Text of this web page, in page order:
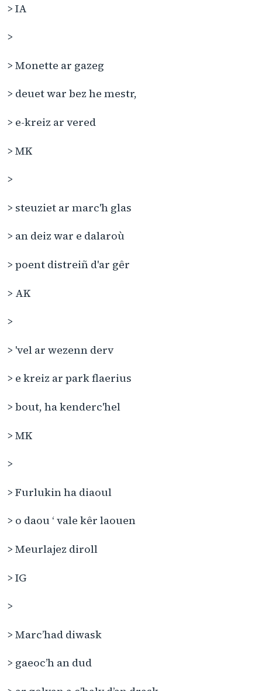
> IA
>
> Monette ar gazeg
> deuet war bez he mestr,
> e-kreiz ar vered
> MK
>
> steuziet ar marc'h glas
> an deiz war e dalaroù
> poent distreiñ d'ar gêr
> AK
>
> 'vel ar wezenn derv
> e kreiz ar park flaerius
> bout, ha kenderc'hel
> MK
>
> Furlukin ha diaoul
> o daou ‘ vale kêr laouen
> Meurlajez diroll
> IG
>
> Marc’had diwask
> gaeoc’h an dud